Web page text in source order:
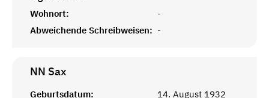
Wohnort:
-
Abweichende Schreibweisen: -
NN Sax
Geburtsdatum:
14. August 1932